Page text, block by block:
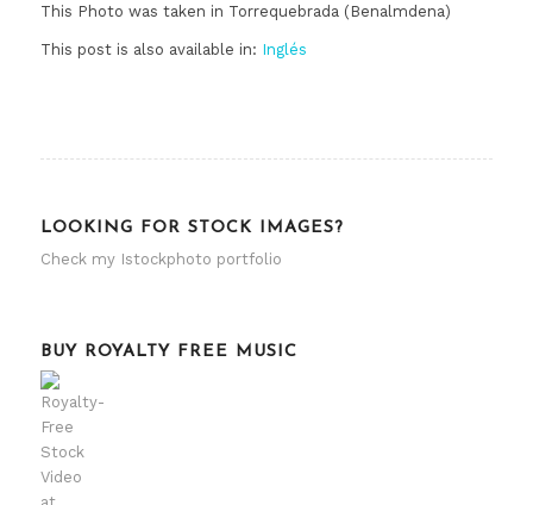
This Photo was taken in Torrequebrada (Benalmdena)
This post is also available in: Inglés
LOOKING FOR STOCK IMAGES?
Check my Istockphoto portfolio
BUY ROYALTY FREE MUSIC